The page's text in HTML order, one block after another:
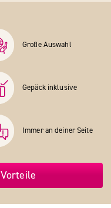
Große Auswahl
Gepäck inklusive
Immer an deiner Seite